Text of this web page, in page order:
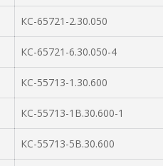
КС-65721-2.30.050
КС-65721-6.30.050-4
КС-55713-1.30.600
КС-55713-1В.30.600-1
КС-55713-5В.30.600